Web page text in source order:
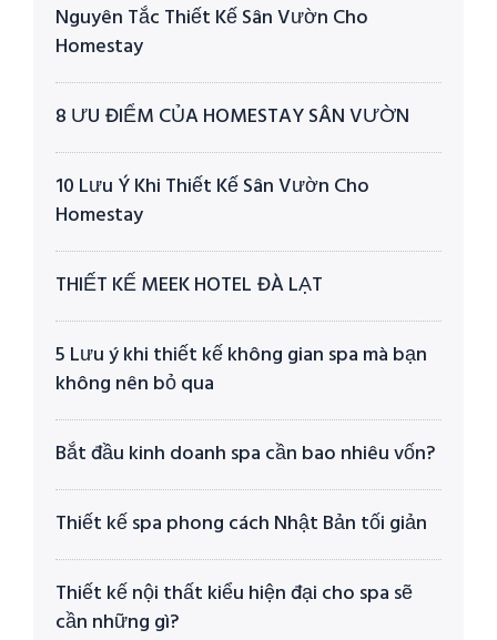
Nguyên Tắc Thiết Kế Sân Vườn Cho
Homestay
8 ƯU ĐIỂM CỦA HOMESTAY SÂN VƯỜN
10 Lưu Ý Khi Thiết Kế Sân Vườn Cho
Homestay
THIẾT KẾ MEEK HOTEL ĐÀ LẠT
5 Lưu ý khi thiết kế không gian spa mà bạn
không nên bỏ qua
Bắt đầu kinh doanh spa cần bao nhiêu vốn?
Thiết kế spa phong cách Nhật Bản tối giản
Thiết kế nội thất kiểu hiện đại cho spa sẽ
cần những gì?